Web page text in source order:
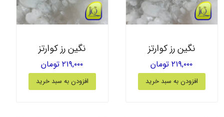
نگین رز کوارتز
۲۱۹,۰۰۰ تومان
افزودن به سبد خرید
نگین رز کوارتز
۲۱۹,۰۰۰ تومان
افزودن به سبد خرید